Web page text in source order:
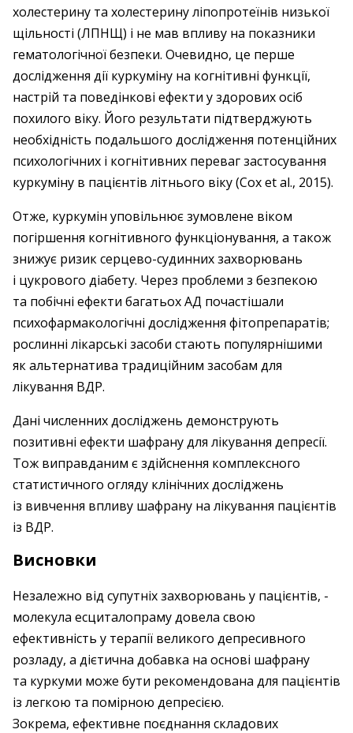
холестерину та холестерину ліпопротеїнів низької
щільності (ЛПНЩ) і не мав впливу на показники
гематологічної безпеки. Очевидно, це перше
дослідження дії куркуміну на когнітивні функції,
настрій та поведінкові ефекти у здорових осіб
похилого віку. Його результати підтверджують
необхідність подальшого дослідження потенцій­них
психологічних і когнітивних переваг застосування
куркуміну в пацієнтів літнього віку (Cox et al., 2015).
Отже, куркумін уповільнює зумовлене віком
погіршення когнітивного функціонування, а також
знижує ризик серцево-судинних захворювань
і цукрового діа­бету. Через проблеми з безпекою
та побічні ефекти багатьох АД почастішали
психофармакологічні ­дослідження фітопрепаратів;
рослинні лікарські засоби стають популярнішими
як альтернатива традиційним засобам для
лікування ВДР.
Дані численних досліджень демонструють
позитивні ефекти шафрану для лікування депресії.
Тож виправданим є здійснення комплексного
статистичного ­огляду клінічних досліджень
із вивчення впливу шафрану на лікування пацієнтів
із ВДР.
Висновки
Незалежно від супутніх захворювань у пацієнтів, ­
молекула есциталопраму довела свою
ефективність у тера­пії великого депресивного
розладу, а ­дієтична добавка на основі шафрану
та куркуми може бути ­рекомендована для пацієнтів
із легкою та помірною депресією.
Зокрема, ефективне поєднання складових